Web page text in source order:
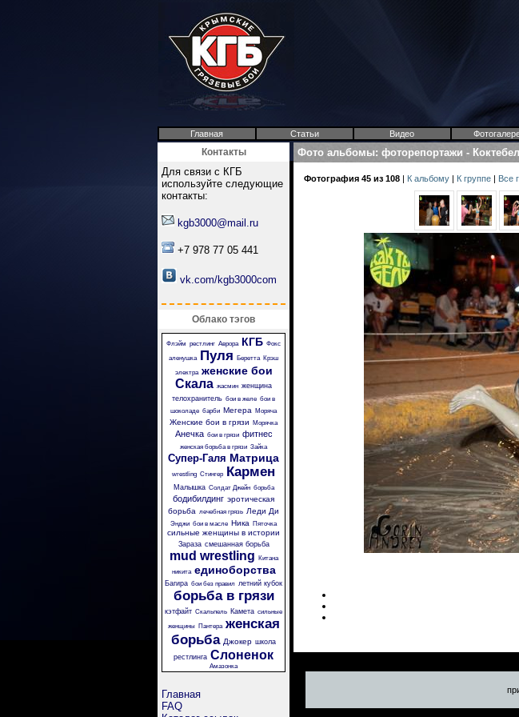
Главная
Статьи Видео
Контакты
Для связи с КГБ
используйте следующие
контакты:
kgb3000@mail.ru
+7 978 77 05 441
vk.com/kgb3000com
Облако тэгов
Флэйм рестлинг Аврора КГБ Фокс
аленушка Пуля Беретта Крэш
электра женские бои
Скала жасмин женщина
телохранитель бои в желе бои в
шоколаде барби Мегера Моряча
Женские бои в грязи Морячка
Анечка бои в грязи фитнес
женская борьба в грязи Зайка
Супер-Галя Матрица
wrestling Стингер Кармен
Малышка Солдат Джейн борьба
бодибилдинг эротическая
борьба лечебная грязь Леди Ди
Энджи бои в масле Ника Пяточка
сильные женщины в истории
Зараза смешанная борьба
mud wrestling
Китана
никита единоборства
Багира бои без правил летний кубок
борьба в грязи
кэтфайт Скальпель Камета сильные
женщины
Пантера женская
борьба Джокер школа
рестлинга Слоненок
Амазонка
Главная
FAQ
Фото альбомы: фоторепортажи -
Фотография 45 из 108 | К альбому | К группе | Все